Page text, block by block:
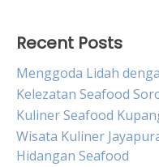
Recent Posts
Menggoda Lidah
Kelezatan Seafood
Kuliner Seafood
Wisata Kuliner
Hidangan Seafood